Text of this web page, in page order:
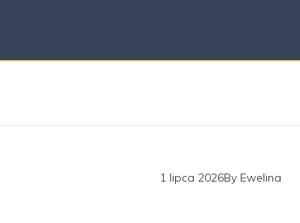
1 lipca 2026By Ewelina